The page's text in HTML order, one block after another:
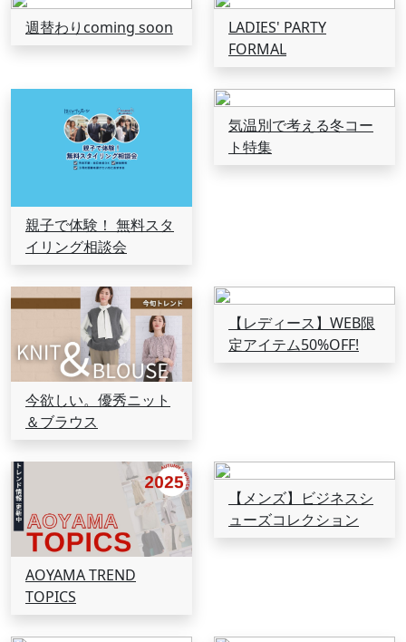
週替わりcoming soon
LADIES' PARTY
FORMAL
親子で体験！ 無料スタ
イリング相談会
気温別で考える冬コー
ト特集
今欲しい。優秀ニット
＆ブラウス
【レディース】WEB限
定アイテム50%OFF!
AOYAMA TREND
TOPICS
【メンズ】ビジネスシ
ューズコレクション